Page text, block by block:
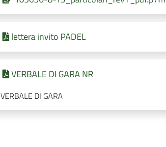
lettera invito PADEL
VERBALE DI GARA NR
VERBALE DI GARA